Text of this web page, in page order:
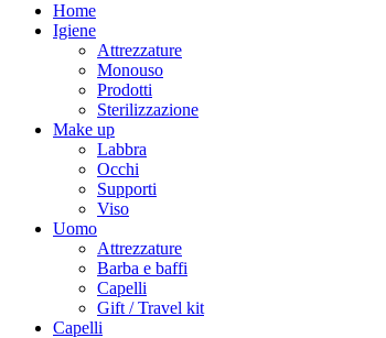
Home
Igiene
Attrezzature
Monouso
Prodotti
Sterilizzazione
Make up
Labbra
Occhi
Supporti
Viso
Uomo
Attrezzature
Barba e baffi
Capelli
Gift / Travel kit
Capelli